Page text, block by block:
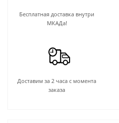
Бесплатная доставка внутри
МКАДа!
Доставим за 2 часа с момента
заказа